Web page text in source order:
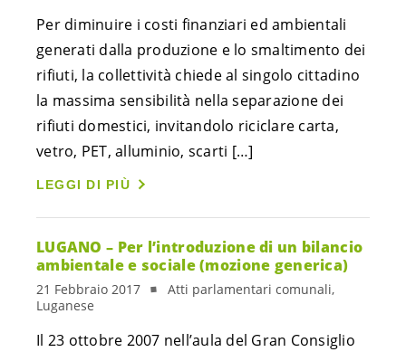
Per diminuire i costi finanziari ed ambientali
generati dalla produzione e lo smaltimento dei
rifiuti, la collettività chiede al singolo cittadino
la massima sensibilità nella separazione dei
rifiuti domestici, invitandolo riciclare carta,
vetro, PET, alluminio, scarti […]
LEGGI DI PIÙ
LUGANO – Per l’introduzione di un bilancio
ambientale e sociale (mozione generica)
21 Febbraio 2017
Atti parlamentari comunali,
Luganese
Il 23 ottobre 2007 nell’aula del Gran Consiglio